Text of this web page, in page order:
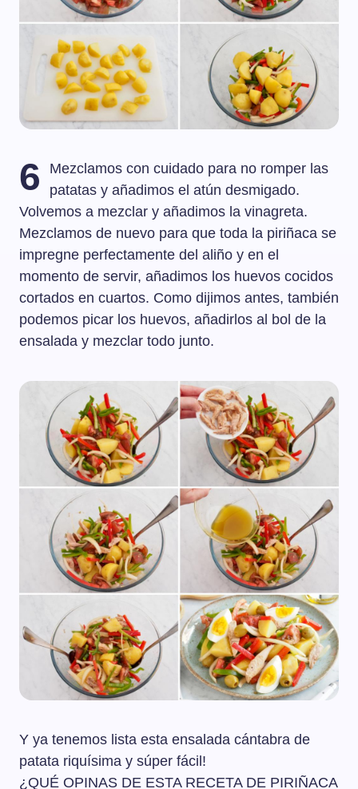
6
Mezclamos con cuidado para no romper las
patatas y añadimos el atún desmigado.
Volvemos a mezclar y añadimos la vinagreta.
Mezclamos de nuevo para que toda la piriñaca se
impregne perfectamente del aliño y en el
momento de servir, añadimos los huevos cocidos
cortados en cuartos. Como dijimos antes, también
podemos picar los huevos, añadirlos al bol de la
ensalada y mezclar todo junto.
Y ya tenemos lista esta ensalada cántabra de
patata riquísima y súper fácil!
¿QUÉ OPINAS DE ESTA RECETA DE PIRIÑACA